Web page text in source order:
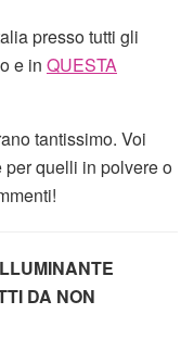
presso tutti gli
e in QUESTA
tantissimo. Voi
quelli in polvere o
DA NON